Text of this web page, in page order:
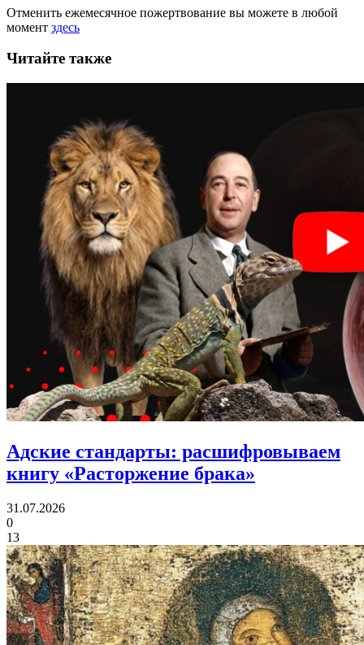
Отменить ежемесячное пожертвование вы можете в любой
момент здесь
Читайте также
Адские стандарты: расшифровываем
книгу «Расторжение брака»
31.07.2026
0
13